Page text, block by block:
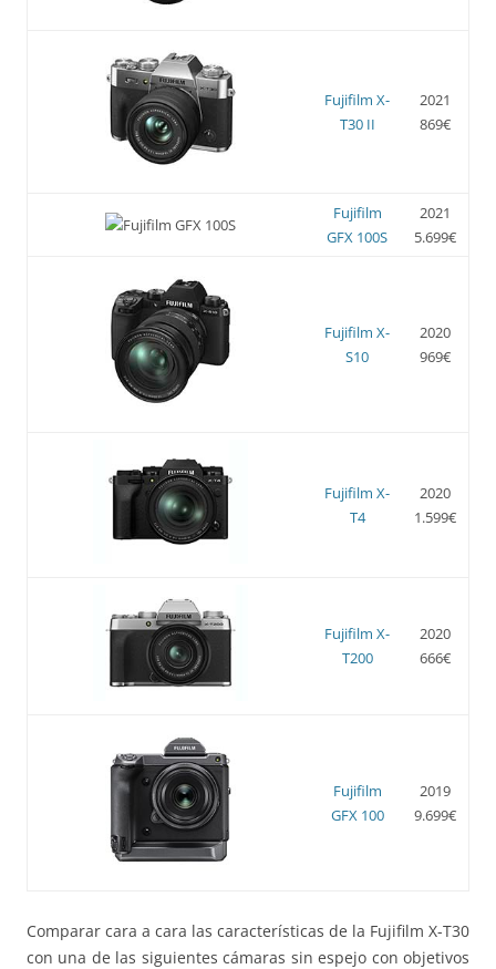
Fujifilm X-
T30 II
2021
869€
Fujifilm
GFX 100S
2021
5.699€
Fujifilm X-
S10
2020
969€
Fujifilm X-
T4
2020
1.599€
Fujifilm X-
T200
2020
666€
Fujifilm
GFX 100
2019
9.699€
Comparar cara a cara las características de la Fujifilm X-T30
con una de las siguientes cámaras sin espejo con objetivos